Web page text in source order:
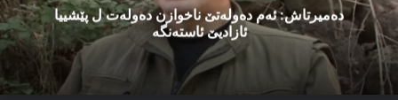
دەمیرتاش: ئەم دەولەتێ ناخوازن دەولەت ل پێشییا
ئازادیێ ئاستەنگە